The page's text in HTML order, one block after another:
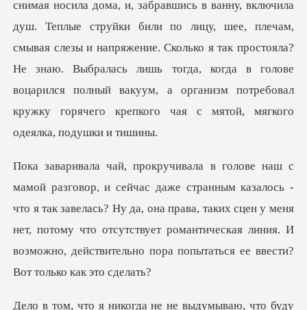
нну, включила
душ. Теплые струйки били по лицу, шее, плечам,
смывая слезы и напряжение. Сколько я так простояла?
Не знаю. Выбралась лишь то
сь -
что я так завелась? Ну да, она права, таких сцен у меня
нет, потому что отсутствует роман